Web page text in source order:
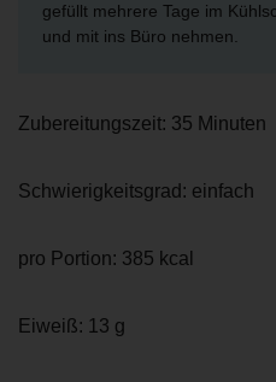
gefüllt mehrere Tage im
und mit ins Büro nehmen.
Zubereitungszeit: 35 Minuten
Schwierigkeitsgrad: einfach
pro Portion: 385 kcal
Eiweiß: 13 g